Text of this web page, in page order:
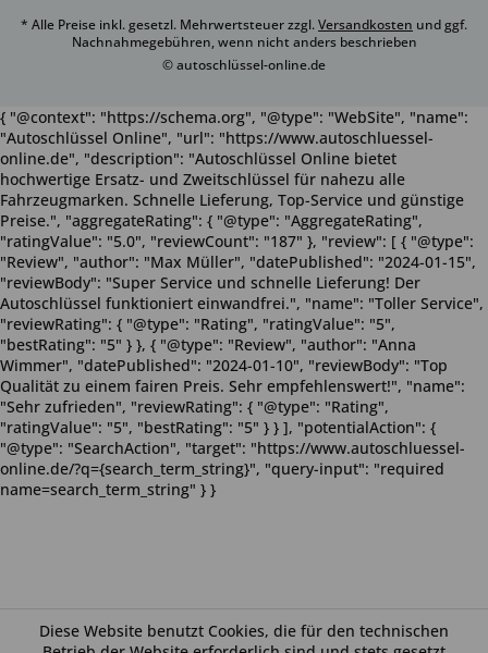
* Alle Preise inkl. gesetzl. Mehrwertsteuer zzgl.Versandkosten und ggf.
Nachnahmegebühren, wenn nicht anders beschrieben
© autoschlüssel-online.de
Diese Website benutzt Cookies, die für den technischen
{ "@context": "https://schema.org", "@type": "WebSite", "name":
"Autoschlüssel Online", "url": "https://www.autoschluessel-
online.de", "description": "Autoschlüssel Online bietet
hochwertige Ersatz- und Zweitschlüssel für nahezu alle
Fahrzeugmarken. Schnelle Lieferung, Top-Service und günstige
Preise.", "aggregateRating": { "@type": "AggregateRating",
"ratingValue": "5.0", "reviewCount": "187" }, "review": [ { "@type":
"Review", "author": "Max Müller", "datePublished": "2024-01-15",
"reviewBody": "Super Service und schnelle Lieferung! Der
Autoschlüssel funktioniert einwandfrei.", "name": "Toller Service",
"reviewRating": { "@type": "Rating", "ratingValue": "5",
"bestRating": "5" } }, { "@type": "Review", "author": "Anna
Wimmer", "datePublished": "2024-01-10", "reviewBody": "Top
Qualität zu einem fairen Preis. Sehr empfehlenswert!", "name":
"Sehr zufrieden", "reviewRating": { "@type": "Rating",
"ratingValue": "5", "bestRating": "5" } } ], "potentialAction": {
"@type": "SearchAction", "target": "https://www.autoschluessel-
online.de/?q={search_term_string}", "query-input": "required
name=search_term_string" } }